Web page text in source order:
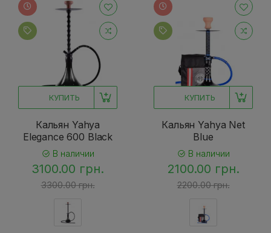
КУПИТЬ
Кальян Yahya
Elegance 600 Black
В наличии
3100.00 грн.
3300.00 грн.
КУПИТЬ
Кальян Yahya Net
Blue
В наличии
2100.00 грн.
2200.00 грн.